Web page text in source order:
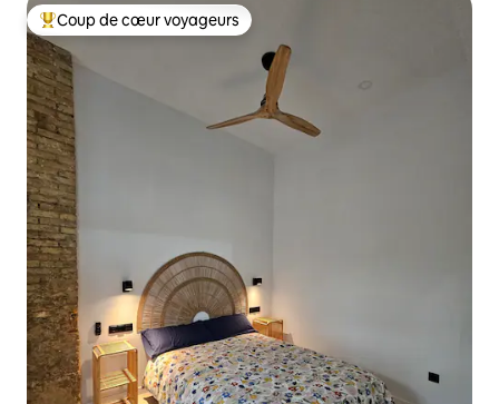
Coups de cœur voyageurs les plus appréciés
Coup de cœur voyageurs